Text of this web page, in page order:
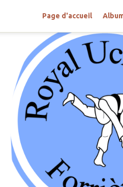
Page d'accueil